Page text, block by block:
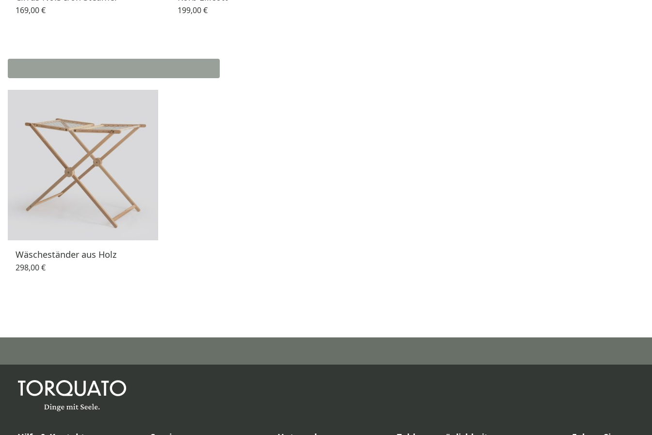
169,00 € 199,00 €
Wäscheständer aus Holz
298,00 €